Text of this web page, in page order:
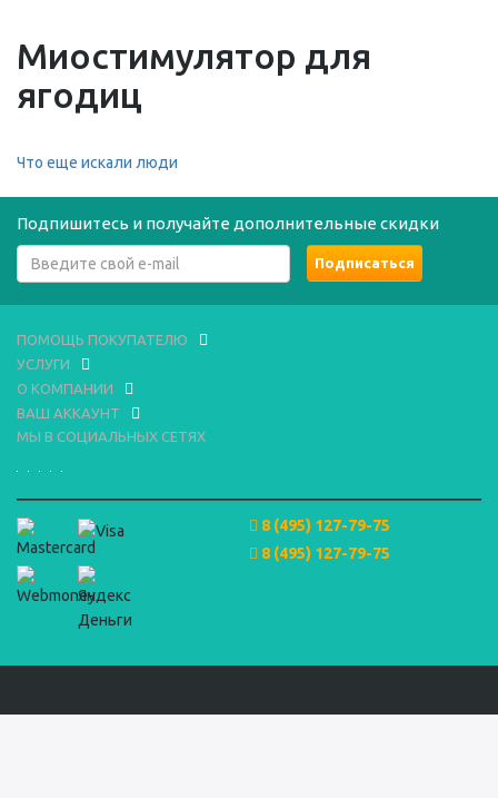
Миостимулятор для
ягодиц
Что еще искали люди
Подпишитесь и получайте дополнительные скидки
ПОМОЩЬ ПОКУПАТЕЛЮ
УСЛУГИ
О КОМПАНИИ
ВАШ АККАУНТ
МЫ В СОЦИАЛЬНЫХ СЕТЯХ
8 (495) 127-79-75
8 (495) 127-79-75